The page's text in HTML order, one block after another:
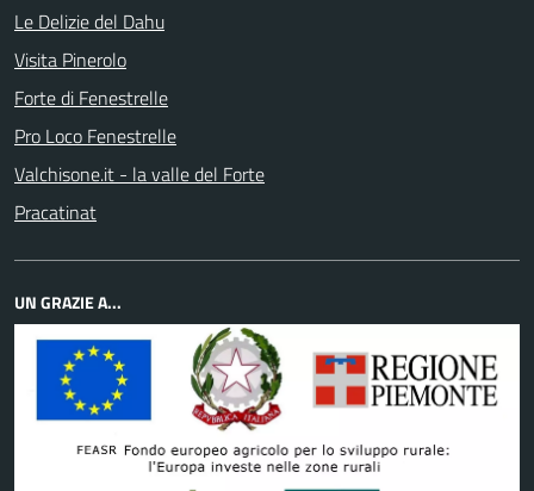
Le Delizie del Dahu
Visita Pinerolo
Forte di Fenestrelle
Pro Loco Fenestrelle
Valchisone.it - la valle del Forte
Pracatinat
UN GRAZIE A...